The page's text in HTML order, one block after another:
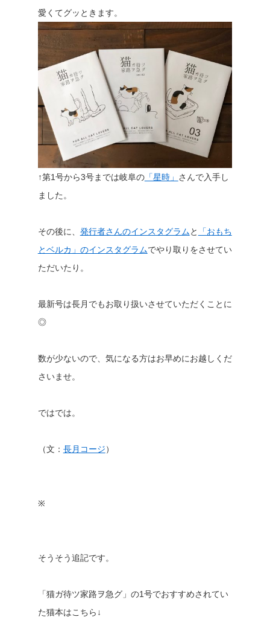
愛くてグッときます。
↑第1号から3号までは岐阜の「星時」 さんで入手し
ました。
その後に、 発行者さんのインスタグラムと
「おもち
とベルカ」のインスタグラムでやり取りをさせてい
ただいたり。
最新号は長月でもお取り扱いさせていただくことに
◎
数が少ないので、気になる方はお早めにお越しくだ
さいませ。
ではでは。
（文： 長月コージ）
※
そうそう追記です。
「猫ガ待ツ家路ヲ急グ」の1号でおすすめされてい
た猫本はこちら↓